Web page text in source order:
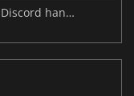
Le mappe dei malware e un attacco a Discord hanno colpito Meccha Chameleon